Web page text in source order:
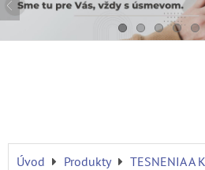
Úvod Produkty TESNENIA A